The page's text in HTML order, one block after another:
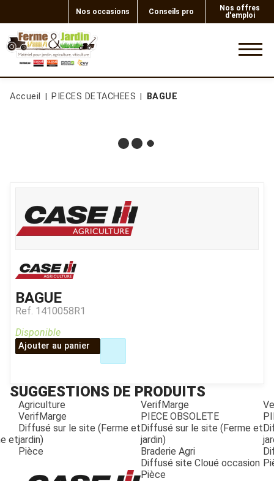
Nos occasions Conseils pro
Nos offres
d'emploi
Accueil PIECES DETACHEES BAGUE
BAGUE
Ref. 1410058R1
Disponible
Ajouter au panier
SUGGESTIONS DE PRODUITS
et
Agriculture
VerifMarge
Diffusé sur le site (Ferme et
jardin)
Pièce
VerifMarge
PIECE OBSOLETE
Diffusé sur le site (Ferme et
jardin)
Braderie Agri
Diffusé site Cloué occasion
Pièce